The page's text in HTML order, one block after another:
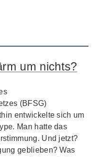
um nichts?
(BFSG)
entwickelte sich um
Man hatte das
Und jetzt?
geblieben? Was